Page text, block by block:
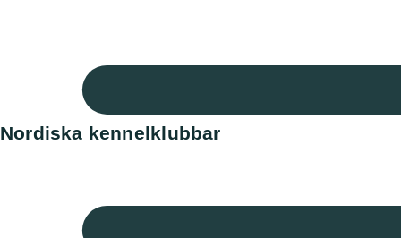
Spanska Perroklubben
Tyska Perroklubben
Nordiska kennelklubbar
Norska Hunddata